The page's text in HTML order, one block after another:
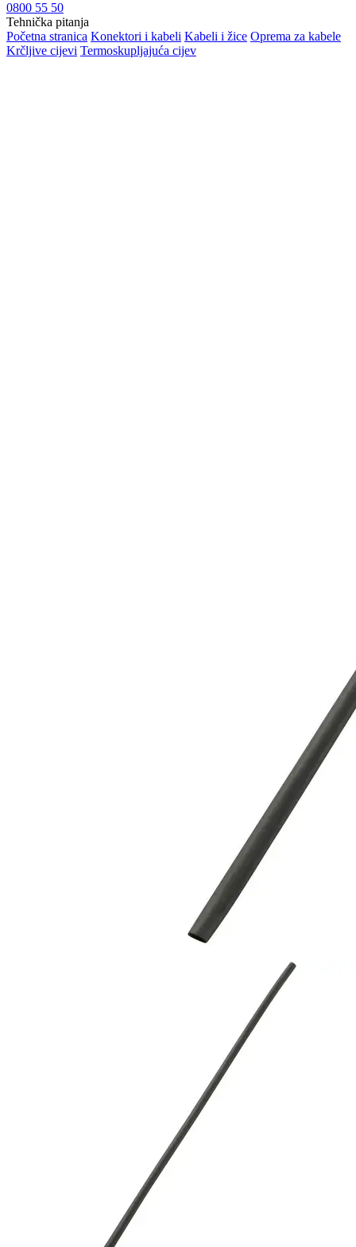
0800 55 50
Tehnička pitanja
Početna stranica Konektori i kabeli Kabeli i žice Oprema za kabele
Krčljive cijevi Termoskupljajuća cijev